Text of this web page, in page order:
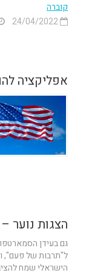
קוברה
אפליקציה
הצגות נוער
גם בעידן
ל"תרבות של פעם",
הישראלי שמח